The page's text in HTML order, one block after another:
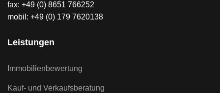
fax: +49 (0) 8651 766252
mobil: +49 (0) 179 7620138
Leistungen
Immobilienbewertung
Kauf- und Verkaufsberatung